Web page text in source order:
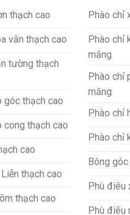
thạch cao
văn thạch cao
tường thạch
góc thạch cao
cong thạch cao
cao
thạch cao
thạch cao
Phào chỉ
Phào chỉ
măng
Phào chỉ
măng
Phào chỉ
Phào chỉ
Bông
Phù điêu
Phù điêu